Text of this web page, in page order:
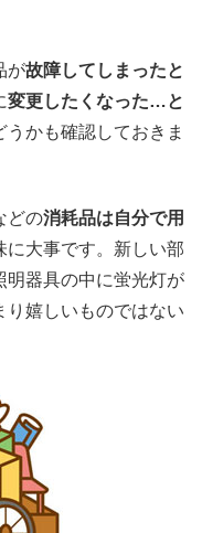
が故障してしまったと
変更したくなった…と
かも確認しておきま
どの消耗品は自分で用
に大事です。新しい部
明器具の中に蛍光灯が
嬉しいものではない